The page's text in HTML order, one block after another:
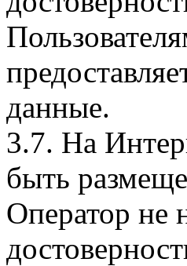
данные.
3.7. На
быть
Оператор не